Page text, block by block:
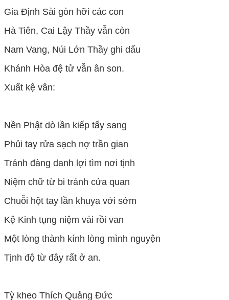
Gia Định Sài gòn hỡi các con
Hà Tiên, Cai Lậy Thầy vẫn còn
Nam Vang, Núi Lớn Thầy ghi dấu
Khánh Hòa đệ tử vẫn ân son.
Xuất kệ vân:
Nền Phật dò lần kiếp tẩy sang
Phủi tay rửa sạch nợ trần gian
Tránh đàng danh lợi tìm nơi tịnh
Niệm chữ từ bi tránh cửa quan
Chuỗi hột tay lần khuya với sớm
Kệ Kinh tụng niệm vái rồi van
Một lòng thành kính lòng mình nguyện
Tịnh độ từ đây rất ở an.
Tỳ kheo Thích Quảng Đức